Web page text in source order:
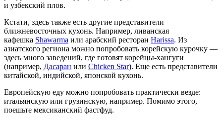
и узбекский плов.
Кстати, здесь также есть другие представители
ближневосточных кухонь. Например, ливанская
кафешка Shawarma или арабский ресторан Harissa. Из
азиатского региона можно попробовать корейскую курочку —
здесь много заведений, где готовят корейцы-хангуги
(например, Дасаран или Chicken Star). Еще есть представители
китайской, индийской, японской кухонь.
Европейскую еду можно попробовать практически везде:
итальянскую или грузинскую, например. Помимо этого,
поешьте мексиканский фастфуд.